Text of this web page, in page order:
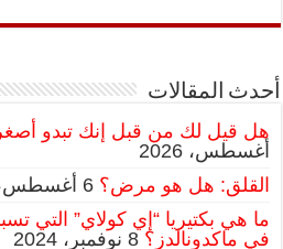
أحدث المقالات
هل قيل لك من قبل إنك تبدو
أغسطس، 2026
القلق: هل هو مرض؟ 6 أغسطس، 2026
ما هي بكتيريا “إي كولاي” التي
في ماكدونالدز؟ 8 نوفمبر، 2024